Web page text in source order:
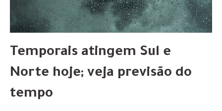
Temporais atingem Sul e
Norte hoje; veja previsão do
tempo